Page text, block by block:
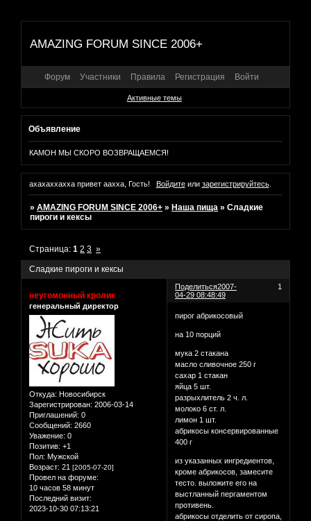
AMAZING FORUM SINCE 2006+
Форум Участники Правила Регистрация Войти
Активные темы
Объявление
КАМОН МЫ СКОРО ВОЗВРАЩАЕМСЯ!
ахахаххахха привет аахха, Гость! Войдитеили зарегистрируйтесь.
»AMAZING FORUM SINCE 2006+ » Наша пища »Сладкие
пироги и кексы
Сладкие пироги и кексы
Страница:1 2 3 »
Поделиться 1
2007-
04-29 08:48:49
неугомонный кролик
генеральный директор
Откуда: Новосибирск
Зарегистрирован: 2006-03-14
Приглашений: 0
Сообщений: 2660
Уважение: 0
Позитив: +1
Пол: Мужской
Возраст: 21 [2005-07-20]
Провел на форуме:
10 часов 58 минут
Последний визит:
2023-10-30 07:13:21
пирог абрикосовый
на 10 порций
мука 2 стакана
масло сливочное 250 г
сахар 1 стакан
яйца 5 шт.
разрыхлитель 2 ч. л.
молоко 6 ст. л.
лимон 1 шт.
абрикосы консервированные
400 г
из указанных ингредиентов,
кроме абрикосов, замесите
тесто. выложите его на
выстланный пергаментом
противень.
абрикосы отделить от сиропа,